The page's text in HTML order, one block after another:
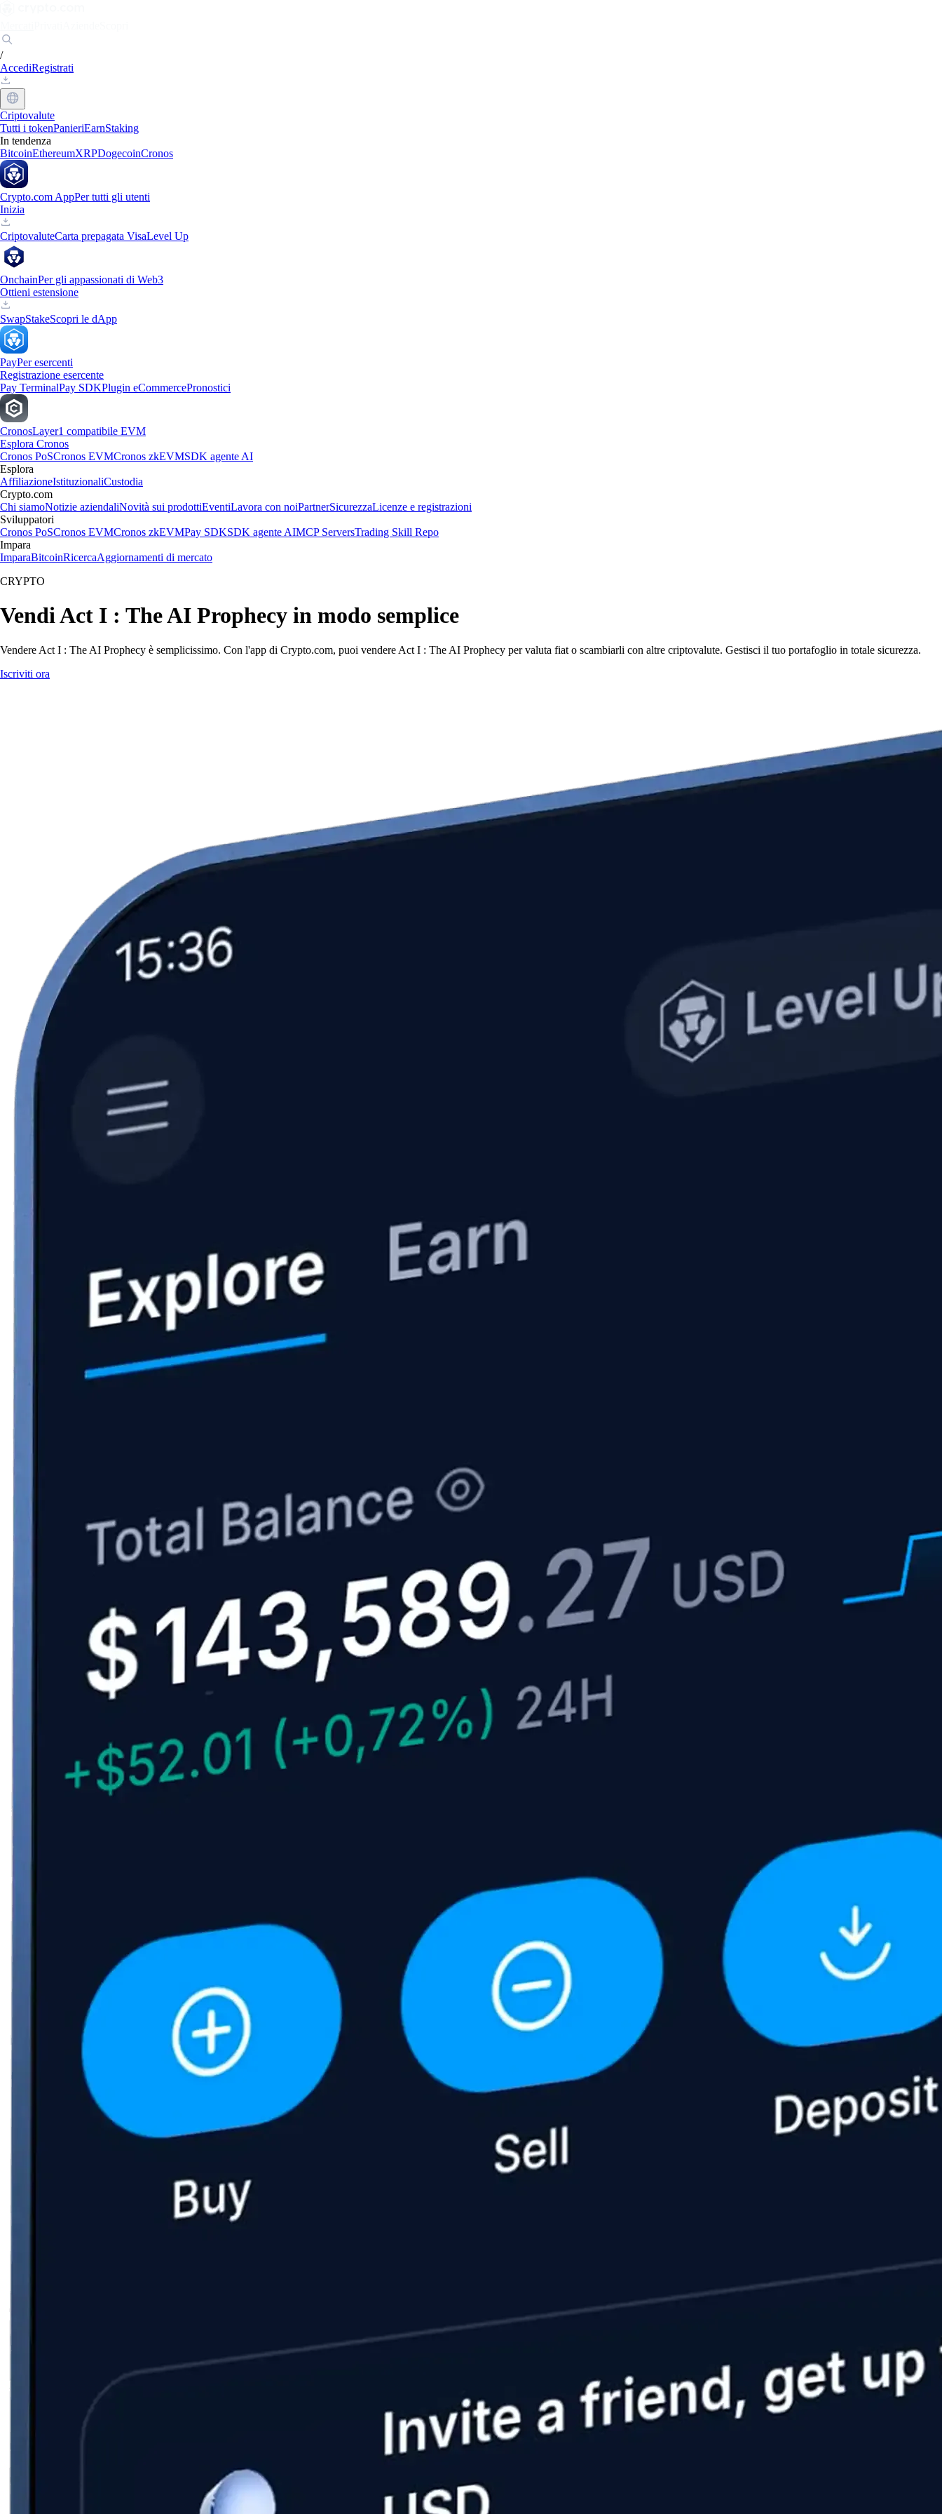
/
AccediRegistrati
Criptovalute
Tutti i tokenPanieriEarnStaking
In tendenza
BitcoinEthereumXRPDogecoinCronos
Crypto.com AppPer tutti gli utenti
Inizia
CriptovaluteCarta prepagata VisaLevel Up
OnchainPer gli appassionati di Web3
Ottieni estensione
SwapStakeScopri le dApp
PayPer esercenti
Registrazione esercente
Pay TerminalPay SDKPlugin eCommercePronostici
CronosLayer1 compatibile EVM
Esplora Cronos
Cronos PoSCronos EVMCronos zkEVMSDK agente AI
Esplora
AffiliazioneIstituzionaliCustodia
Crypto.com
Chi siamoNotizie aziendaliNovità sui prodottiEventiLavora con noiPartnerSicurezzaLicenze e registrazioni
Sviluppatori
Cronos PoSCronos EVMCronos zkEVMPay SDKSDK agente AIMCP ServersTrading Skill Repo
Impara
ImparaBitcoinRicercaAggiornamenti di mercato
CRYPTO
Vendi Act I : The AI Prophecy in modo semplice
Vendere Act I : The AI Prophecy è semplicissimo. Con l'app di Crypto.com, puoi vendere Act I : The AI Prophecy per valuta fiat o scambiarli con altre criptovalute. Gestisci il tuo portafoglio in totale sicurezza.
Iscriviti ora